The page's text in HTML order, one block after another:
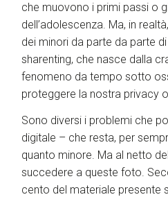
che muovono i primi passi o
dell’adolescenza. Ma, in
dei minori da parte da parte
sharenting, che nasce dalla
fenomeno da tempo sotto
proteggere la nostra privacy
Sono diversi i problemi che
digitale – che resta, per
quanto minore. Ma al netto
succedere a queste foto.
cento del materiale presente